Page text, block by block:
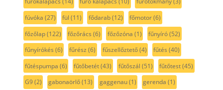
fúvóka (27) fül (11) fődarab(12) főmotor(6)
főzőlap(122) főzőrács (6) főzőzóna (1) fűnyíró(52)
fűnyírókés (6) fűrész (6) fűszellőztető(4) fűtés (40)
fűtéspumpa (6) fűtőbetét(43) fűtőszál (51) fűtőtest(45)
G9(2) gabonaörlő(13) gaggenau(1) gerenda (1)